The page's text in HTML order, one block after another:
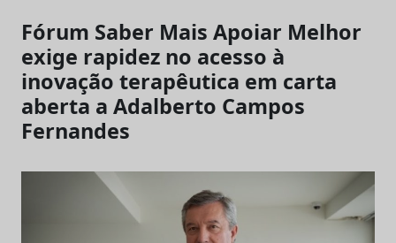
Fórum Saber Mais Apoiar Melhor
exige rapidez no acesso à
inovação terapêutica em carta
aberta a Adalberto Campos
Fernandes